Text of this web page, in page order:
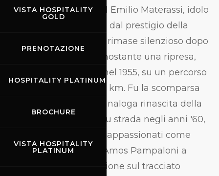
VISTA HOSPITALITY
GOLD
PRENOTAZIONE
HOSPITALITY PLATINUM
BROCHURE
VISTA HOSPITALITY
PLATINUM
oltre, naturalmente, ad Emilio Materassi, idolo
locale. Messa in ombra dal prestigio della
il circuito rimase silenzioso dopo
l'edizione del 1929, nonostante una ripresa,
risultata poi effimera, nel 1955, su un percorso
ridotto a poco più di 19 km. Fu la scomparsa
delle Mille Miglia e la analoga rinascita della
popolarità delle gare su strada negli anni '60,
che convinse dirigenti appassionati come
Pasquale Borracci ed Amos Pampaloni a
riproporre la competizione sul tracciato